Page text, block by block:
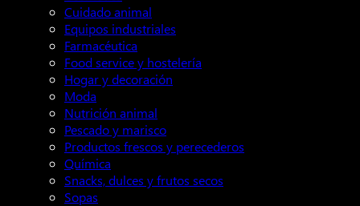
Cuidado animal
Equipos industriales
Farmacéutica
Food service y hostelería
Hogar y decoración
Moda
Nutrición animal
Pescado y marisco
Productos frescos y perecederos
Química
Snacks, dulces y frutos secos
Sopas